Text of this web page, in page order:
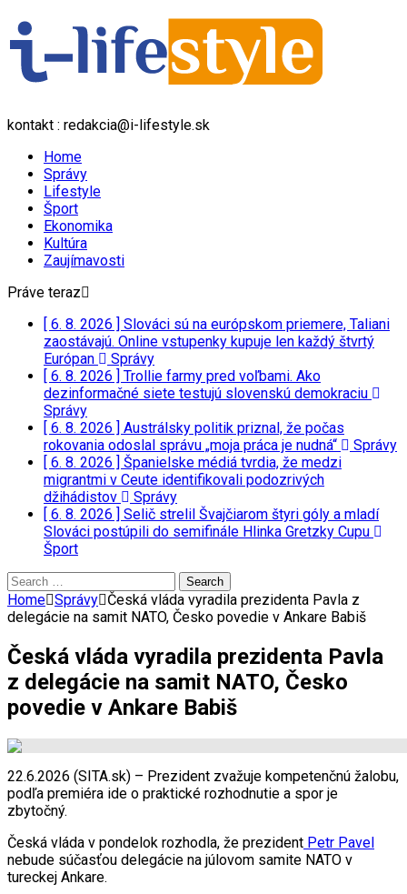
kontakt : redakcia@i-lifestyle.sk
Home
Správy
Lifestyle
Šport
Ekonomika
Kultúra
Zaujímavosti
Práve teraz
[ 6. 8. 2026 ] Slováci sú na európskom priemere, Taliani
zaostávajú. Online vstupenky kupuje len každý štvrtý
Európan
Správy
[ 6. 8. 2026 ] Trollie farmy pred voľbami. Ako
dezinformačné siete testujú slovenskú demokraciu
Správy
[ 6. 8. 2026 ] Austrálsky politik priznal, že počas
rokovania odoslal správu „moja práca je nudná“
Správy
[ 6. 8. 2026 ] Španielske médiá tvrdia, že medzi
migrantmi v Ceute identifikovali podozrivých
džihádistov
Správy
[ 6. 8. 2026 ] Selič strelil Švajčiarom štyri góly a mladí
Slováci postúpili do semifinále Hlinka Gretzky Cupu
Šport
Search
for:
Home Správy Česká vláda vyradila prezidenta Pavla z
delegácie na samit NATO, Česko povedie v Ankare Babiš
Česká vláda vyradila prezidenta Pavla
z delegácie na samit NATO, Česko
povedie v Ankare Babiš
22.6.2026 (SITA.sk) – Prezident zvažuje kompetenčnú žalobu,
podľa premiéra ide o praktické rozhodnutie a spor je
zbytočný.
Česká vláda v pondelok rozhodla, že prezident Petr Pavel
nebude súčasťou delegácie na júlovom samite NATO v
tureckej Ankare.